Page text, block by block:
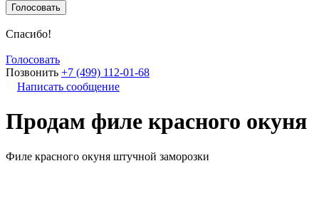
Голосовать
Спасибо!
Голосовать
Позвонить +7 (499) 112-01-68
Написать сообщение
Продам филе красного окуня
Филе красного окуня штучной заморозки